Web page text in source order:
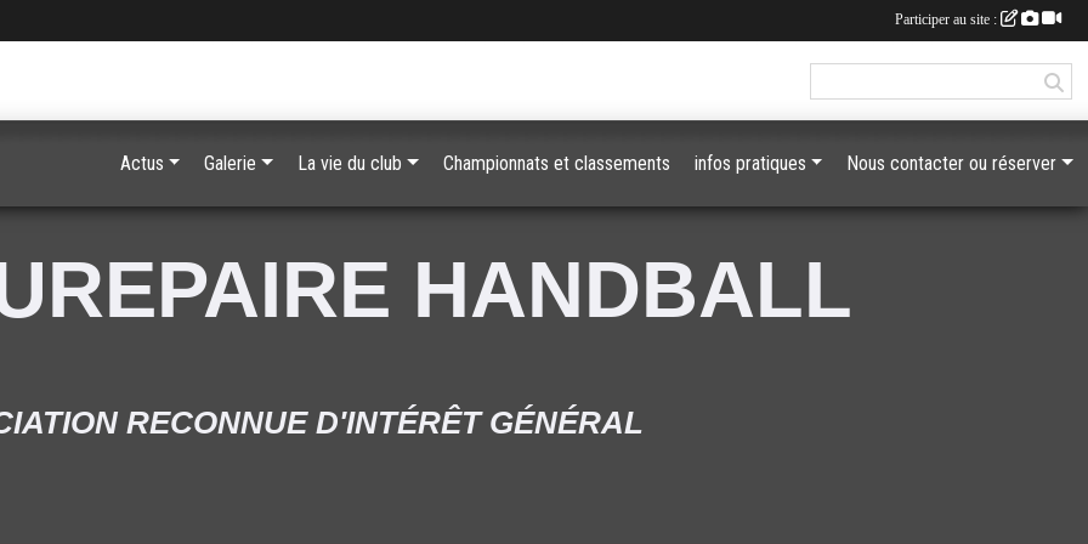
HANDBALL
RECONNUE D'INTÉRÊT GÉNÉRAL
Actus Galerie La vie du club Championnats et classements infos pratiques Nous contacter ou réserver
Participer au site :